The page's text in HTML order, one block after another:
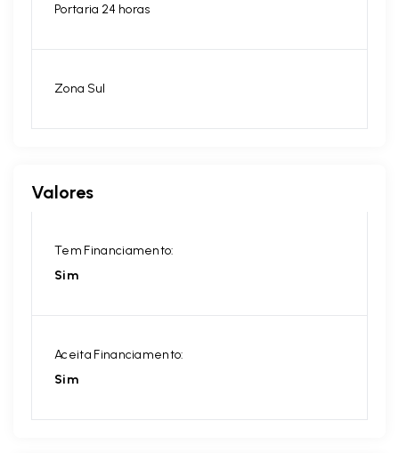
Portaria 24 horas
Zona Sul
Valores
Tem Financiamento:
Sim
Aceita Financiamento:
Sim